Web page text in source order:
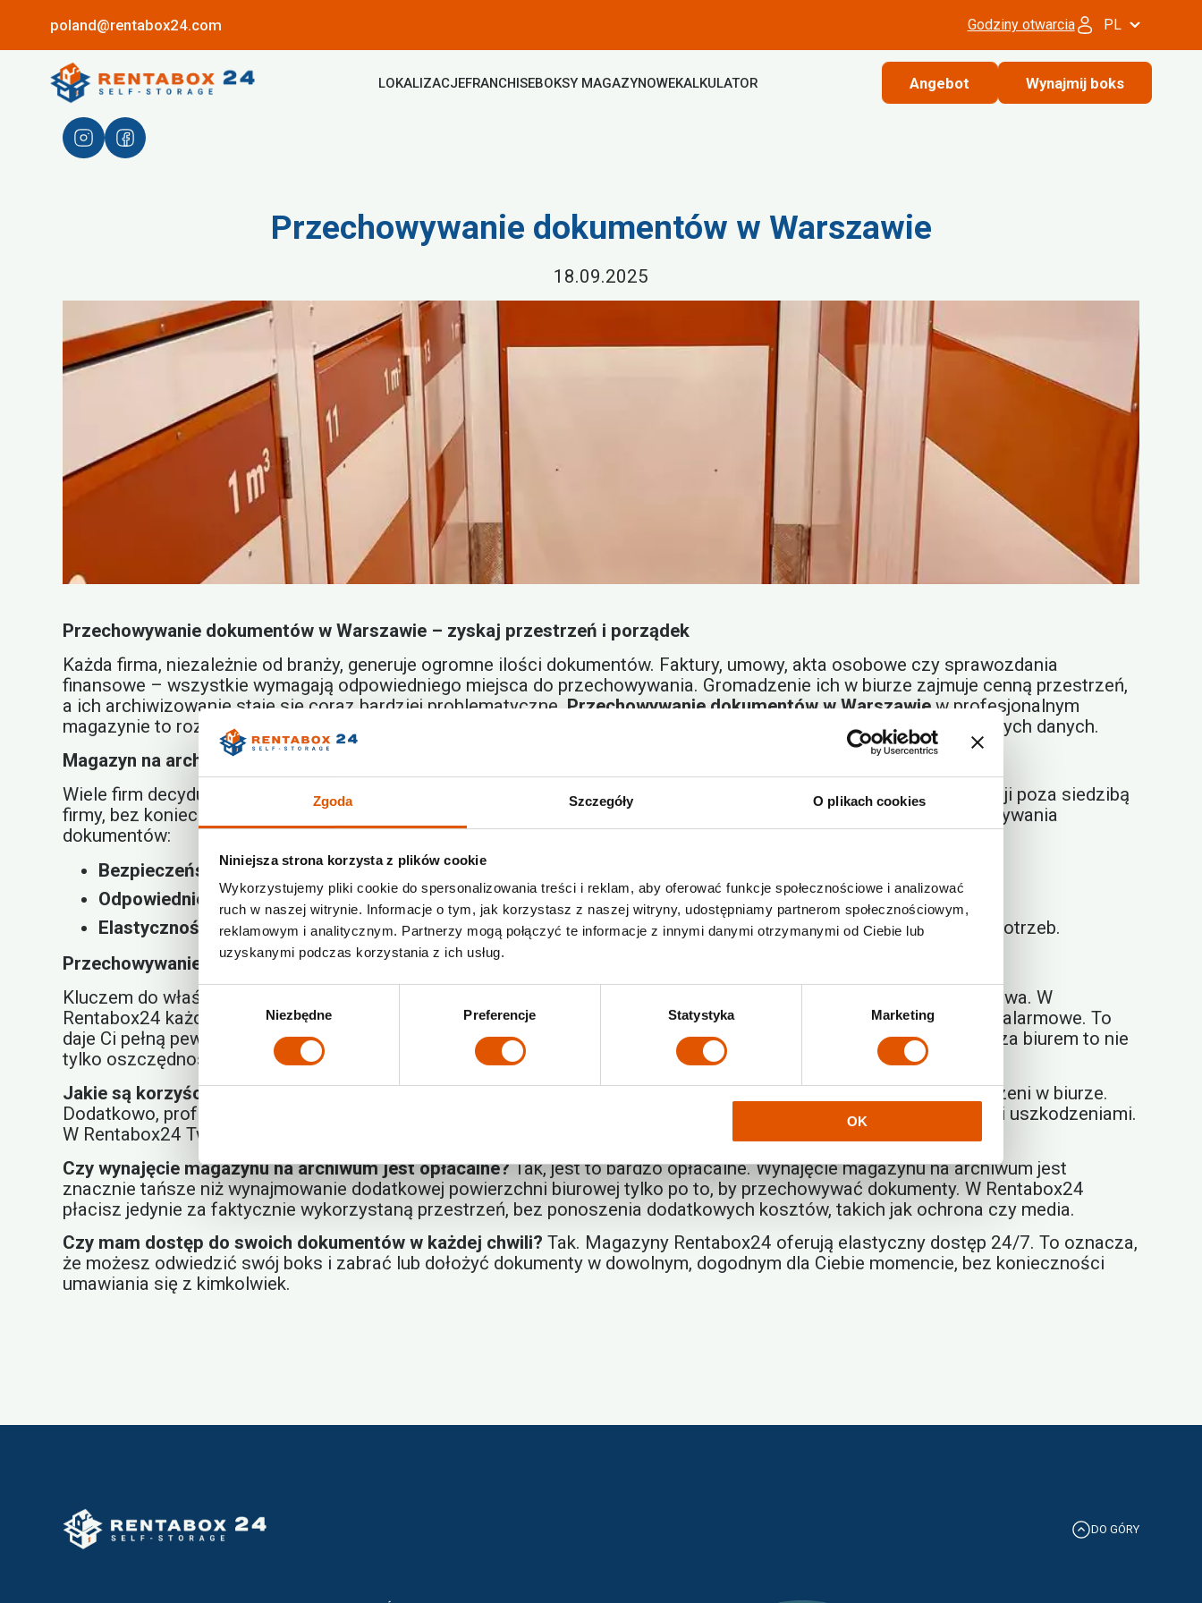
Zgoda Szczegóły O plikach cookies
Niniejsza strona korzysta z plików cookie
Wykorzystujemy pliki cookie do spersonalizowania treści i reklam, aby oferować funkcje społecznościowe i analizować
ruch w naszej witrynie. Informacje o tym, jak korzystasz z naszej witryny, udostępniamy partnerom społecznościowym,
reklamowym i analitycznym. Partnerzy mogą połączyć te informacje z innymi danymi otrzymanymi od Ciebie lub
uzyskanymi podczas korzystania z ich usług.
Wybór
zgody
Niezbędne Preferencje Statystyka Marketing
OK
poland@rentabox24.com Godziny otwarcia PL
LOKALIZACJEFRANCHISEBOKSY MAGAZYNOWEKALKULATOR Angebot Wynajmij boks
Przechowywanie dokumentów w Warszawie
18.09.2025
Przechowywanie dokumentów w Warszawie – zyskaj przestrzeń i porządek
Każda firma, niezależnie od branży, generuje ogromne ilości dokumentów. Faktury, umowy, akta osobowe czy sprawozdania
finansowe – wszystkie wymagają odpowiedniego miejsca do przechowywania. Gromadzenie ich w biurze zajmuje cenną przestrzeń,
a ich archiwizowanie staje się coraz bardziej problematyczne. Przechowywanie dokumentów w Warszawie w profesjonalnym
magazynie to rozwiązanie, które pozwala na uporządkowanie przestrzeni biurowej i zabezpieczenie ważnych firmowych danych.
Magazyn na archiwum – profesjonalne rozwiązanie dla firm
Wiele firm decyduje się na
magazyn na archiwum
. To usługa, która pozwala na bezpieczne składowanie dokumentacji poza siedzibą
firmy, bez konieczności ponoszenia wysokich kosztów. Magazyny Rentabox24 oferują idealne warunki do przechowywania
dokumentów:
Bezpieczeństwo:Magazyny są monitorowane 24/7, a dostęp do nich jest ograniczony.
Odpowiednie warunki:Stała temperatura i wilgotność chronią dokumenty przed zniszczeniem i blaknięciem.
Elastyczność:
Możesz wynająć boks o dowolnym metrażu i na dowolny okres, dopasowując usługę do swoich potrzeb.
Przechowywanie dokumentów, które jest bezpieczne
Kluczem do właściwego
jest zapewnienie im odpowiednich warunków i bezpieczeństwa. W
Rentabox24 każdy boks jest indywidualnie zamykany. Ponadto, obiekt jest chroniony przez zaawansowane systemy alarmowe. To
daje Ci pełną pewność, że Twoje dokumenty są w najlepszych rękach. Pamiętaj, że przechowywanie dokumentów poza biurem to nie
tylko oszczędność miejsca, ale także ochrona przed nieuprawnionym dostępem i ryzykiem kradzieży.
Jakie są korzyści z przechowywania dokumentów w magazynie?Główną korzyścią jest odzyskanie cennej przestrzeni w biurze.
Dodatkowo, profesjonalne magazyny zapewniają dokumentom optymalne warunki – chronią przed wilgocią, kurzem i uszkodzeniami.
W Rentabox24 Twoje dokumenty są także bezpieczne dzięki monitoringowi i systemom alarmowym.
Czy wynajęcie magazynu na archiwum jest opłacalne?Tak, jest to bardzo opłacalne. Wynajęcie magazynu na archiwum jest
znacznie tańsze niż wynajmowanie dodatkowej powierzchni biurowej tylko po to, by przechowywać dokumenty. W Rentabox24
płacisz jedynie za faktycznie wykorzystaną przestrzeń, bez ponoszenia dodatkowych kosztów, takich jak ochrona czy media.
Czy mam dostęp do swoich dokumentów w każdej chwili? Tak. Magazyny Rentabox24 oferują elastyczny dostęp 24/7. To oznacza,
że możesz odwiedzić swój boks i zabrać lub dołożyć dokumenty w dowolnym, dogodnym dla Ciebie momencie, bez konieczności
umawiania się z kimkolwiek.
DO GÓRY